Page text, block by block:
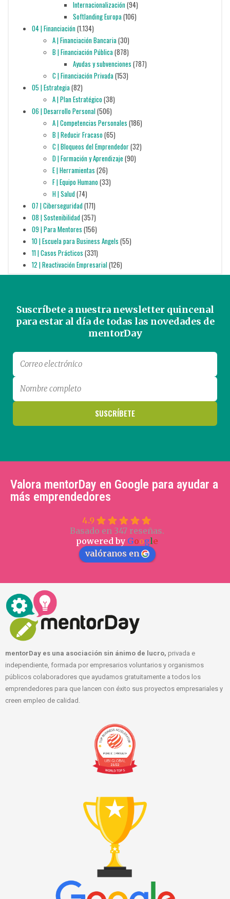
Internacionalización(94)
Softlanding Europa(106)
04 | Financiación(1.134)
A | Financiación Bancaria(30)
B | Financiación Pública(878)
Ayudas y subvenciones (787)
C | Financiación Privada(153)
05 | Estrategia(82)
A | Plan Estratégico(38)
06 | Desarrollo Personal(506)
A | Competencias Personales (186)
B | Reducir Fracaso(65)
C | Bloqueos del Emprendedor(32)
D | Formación y Aprendizaje (90)
E | Herramientas (26)
F | Equipo Humano(33)
H | Salud(74)
07 | Ciberseguridad(171)
08 | Sostenibilidad(357)
09 | Para Mentores (156)
10 | Escuela para Business Angels (55)
11 | Casos Prácticos (331)
12 | Reactivación Empresarial(126)
Suscríbete a nuestra newsletter quincenal
para estar al día de todas las novedades de
mentorDay
Valora mentorDay en Google para ayudar a
más emprendedores
4.9
Basado en 347 reseñas.
powered by Google
valóranos en
mentorDay es una asociación sin ánimo de lucro, privada e
independiente, formada por empresarios voluntarios y organismos
públicos colaboradores que ayudamos gratuitamente a todos los
emprendedores para que lancen con éxito sus proyectos empresariales y
creen empleo de calidad.